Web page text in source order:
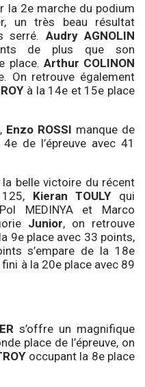
la 2e marche du podium
un très beau résultat
serré. Audry AGNOLIN
de plus que son
place. Arthur COLINON
On retrouve également
à la 14e et 15e place
, Enzo ROSSI manque de
de l’épreuve avec 41
belle victoire du récent
Kieran TOULYqui
MEDINYA et Marco
Junior, on retrouve
9e place avec 33 points,
s’empare de la 18e
fini à la 20e place avec 89
s’offre un magnifique
place de l’épreuve, on
occupant la 8e place